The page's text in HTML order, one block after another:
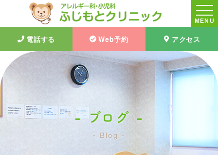
MENU
電話する Web予約 アクセス
ブログ
Blog